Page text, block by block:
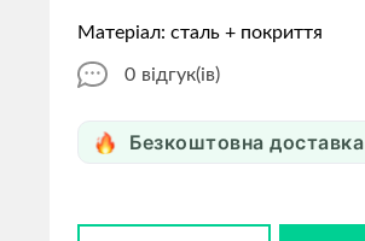
Матеріал: сталь + покриття
0 відгук(ів)
Безкоштовна доставка